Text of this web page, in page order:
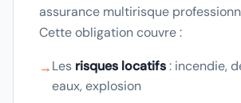
assurance multirisque
Cette obligation couvre :
→Les risques locatifs: incendie,
eaux, explosion